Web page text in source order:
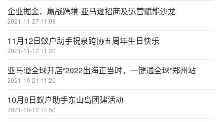
企业掘金，赢战跨境-亚马逊招商及运营赋能沙龙
2021-11-27 11:08
11月12日蚁户助手祝泉跨协五周年生日快乐
2021-11-12 11:20
亚马逊全球开店“2022出海正当时，一键通全球”郑州站
2021-10-21 11:20
10月8日蚁户助手东山岛团建活动
2021-10-12 14:50